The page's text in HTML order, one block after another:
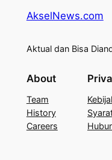
AkselNews.com
Aktual dan Bisa
About
Team
History
Careers